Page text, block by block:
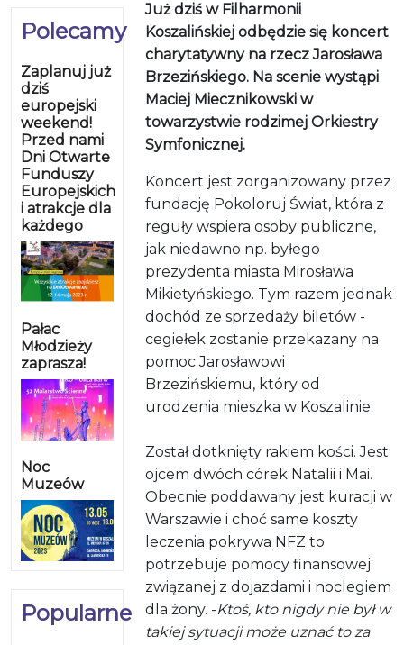
Polecamy
Zaplanuj już
dziś
europejski
weekend!
Przed nami
Dni Otwarte
Funduszy
Europejskich
i atrakcje dla
każdego
Pałac
Młodzieży
zaprasza!
Noc
Muzeów
Popularne
Już dziś w Filharmonii
Koszalińskiej odbędzie się koncert
charytatywny na rzecz Jarosława
Brzezińskiego. Na scenie wystąpi
Maciej Miecznikowski w
towarzystwie rodzimej Orkiestry
Symfonicznej.
Koncert jest zorganizowany przez
fundację Pokoloruj Świat, która z
reguły wspiera osoby publiczne,
jak niedawno np. byłego
prezydenta miasta Mirosława
Mikietyńskiego. Tym razem jednak
dochód ze sprzedaży biletów -
cegiełek zostanie przekazany na
pomoc Jarosławowi
Brzezińskiemu, który od
urodzenia mieszka w Koszalinie.
Został dotknięty rakiem kości. Jest
ojcem dwóch córek Natalii i Mai.
Obecnie poddawany jest kuracji w
Warszawie i choć same koszty
leczenia pokrywa NFZ to
potrzebuje pomocy finansowej
związanej z dojazdami i noclegiem
dla żony. -Ktoś, kto nigdy nie był w
takiej sytuacji może uznać to za